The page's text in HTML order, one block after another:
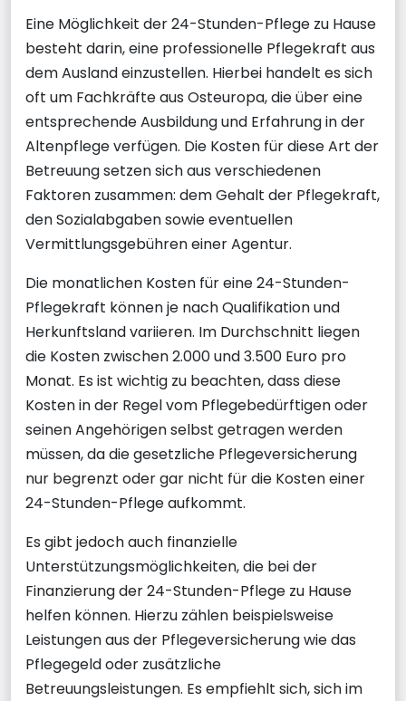
Eine Möglichkeit der 24-Stunden-Pflege zu Hause
besteht darin, eine professionelle Pflegekraft aus
dem Ausland einzustellen. Hierbei handelt es sich
oft um Fachkräfte aus Osteuropa, die über eine
entsprechende Ausbildung und Erfahrung in der
Altenpflege verfügen. Die Kosten für diese Art der
Betreuung setzen sich aus verschiedenen
Faktoren zusammen: dem Gehalt der Pflegekraft,
den Sozialabgaben sowie eventuellen
Vermittlungsgebühren einer Agentur.
Die monatlichen Kosten für eine 24-Stunden-
Pflegekraft können je nach Qualifikation und
Herkunftsland variieren. Im Durchschnitt liegen
die Kosten zwischen 2.000 und 3.500 Euro pro
Monat. Es ist wichtig zu beachten, dass diese
Kosten in der Regel vom Pflegebedürftigen oder
seinen Angehörigen selbst getragen werden
müssen, da die gesetzliche Pflegeversicherung
nur begrenzt oder gar nicht für die Kosten einer
24-Stunden-Pflege aufkommt.
Es gibt jedoch auch finanzielle
Unterstützungsmöglichkeiten, die bei der
Finanzierung der 24-Stunden-Pflege zu Hause
helfen können. Hierzu zählen beispielsweise
Leistungen aus der Pflegeversicherung wie das
Pflegegeld oder zusätzliche
Betreuungsleistungen. Es empfiehlt sich, sich im